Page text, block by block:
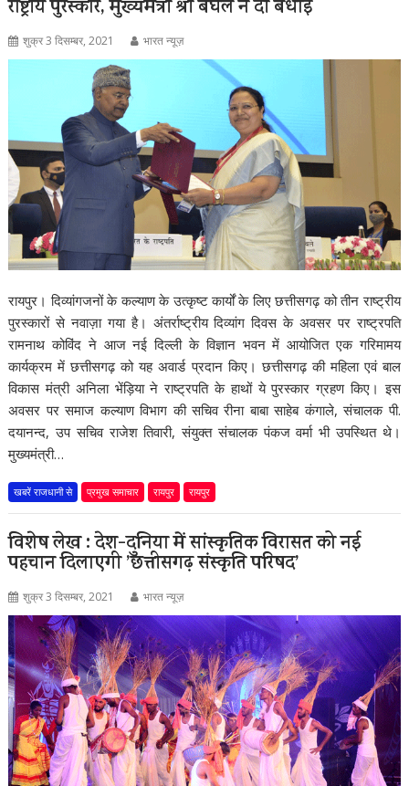
राष्ट्रीय पुरस्कार, मुख्यमंत्री श्री बघेल ने दी बधाई
शुक्र 3 दिसम्बर, 2021 भारत न्यूज़
रायपुर। दिव्यांगजनों के कल्याण के उत्कृष्ट कार्यों के लिए छत्तीसगढ़ को तीन राष्ट्रीय
पुरस्कारों से नवाज़ा गया है। अंतर्राष्ट्रीय दिव्यांग दिवस के अवसर पर राष्ट्रपति
रामनाथ कोविंद ने आज नई दिल्ली के विज्ञान भवन में आयोजित एक गरिमामय
कार्यक्रम में छत्तीसगढ़ को यह अवार्ड प्रदान किए। छत्तीसगढ़ की महिला एवं बाल
विकास मंत्री अनिला भेंड़िया ने राष्ट्रपति के हाथों ये पुरस्कार ग्रहण किए। इस
अवसर पर समाज कल्याण विभाग की सचिव रीना बाबा साहेब कंगाले, संचालक पी.
दयानन्द, उप सचिव राजेश तिवारी, संयुक्त संचालक पंकज वर्मा भी उपस्थित थे।
मुख्यमंत्री…
खबरें राजधानी से प्रमुख समाचार रायपुर रायपुर
विशेष लेख : देश-दुनिया में सांस्कृतिक विरासत को नई
पहचान दिलाएगी ’छत्तीसगढ़ संस्कृति परिषद’
शुक्र 3 दिसम्बर, 2021 भारत न्यूज़